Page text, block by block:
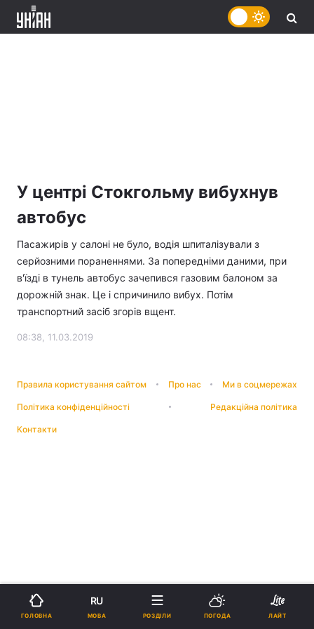
У центрі Стокгольму вибухнув
автобус
Пасажирів у салоні не було, водія шпиталізували з
серйозними пораненнями. За попередніми даними, при
в'їзді в тунель автобус зачепився газовим балоном за
дорожній знак. Це і спричинило вибух. Потім
транспортний засіб згорів вщент.
08:38, 11.03.2019
Правила користування сайтом Про нас Ми в соцмережах
Політика конфіденційності Редакційна політика
Контакти
ГОЛОВНА
RU
МОВА РОЗДІЛИ ПОГОДА ЛАЙТ